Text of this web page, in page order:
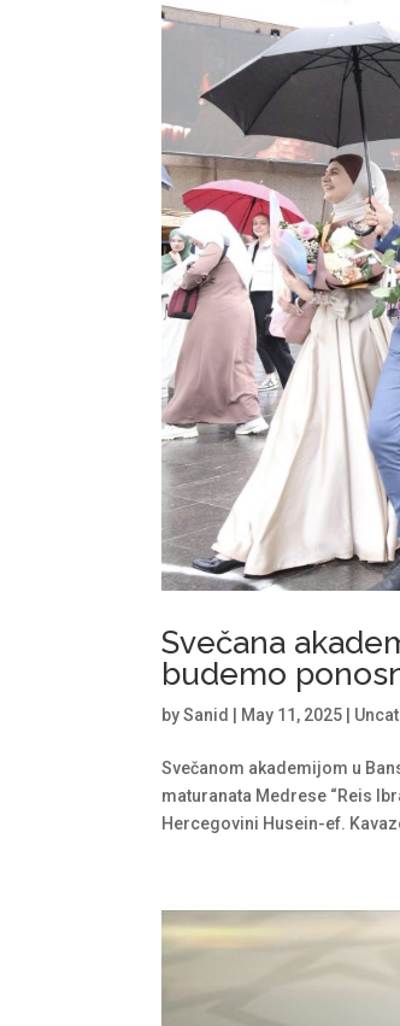
Svečana
budemo
bySanid | May 11, 2025 |
Svečanom akademijom u
maturanata Medrese “Reis
Hercegovini Husein-ef.